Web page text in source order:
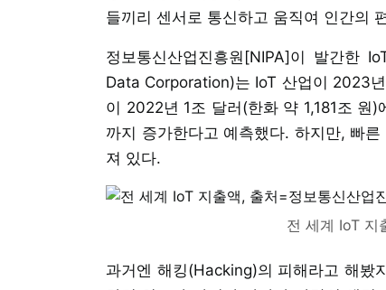
들끼리 센서로 통신하고 움직여 인간의
정보통신산업진흥원[NIPA]이 발간한
Data Corporation)는 IoT 산업이 2023
이 2022년 1조 달러(한화 약 1,181조
까지 증가한다고 예측했다. 하지만, 빠
져 있다.
전 세계 IoT 지
과거엔 해킹(Hacking)의 피해라고 해봤